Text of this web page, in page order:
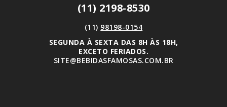
(11) 2198-8530
(11) 98198-0154
SEGUNDA À SEXTA DAS 8H ÀS 18H,
EXCETO FERIADOS.
SITE@BEBIDASFAMOSAS.COM.BR